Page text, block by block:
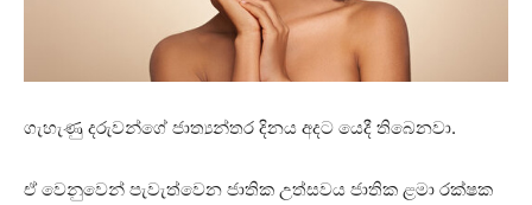
ගැහැණු දරුවන්ගේ ජාත්‍යන්තර දිනය අදට යෙදී තිබෙනවා.
ඒ වෙනුවෙන් පැවැත්වෙන ජාතික උත්සවය ජාතික ළමා රක්ෂක